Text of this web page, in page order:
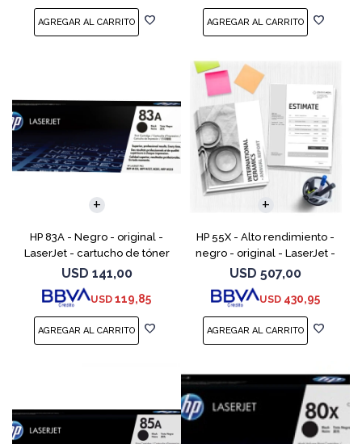
HP 83A - Negro - original -
LaserJet - cartucho de tóner
(CF283A) - para LaserJet Pro
M201, M202, MFP M125, MFP
M127, MFP M225
USD 141,00
USD 119,85
HP 55X - Alto rendimiento -
negro - original - LaserJet -
cartucho de tóner (CE255X) -
para LaserJet Enterprise MFP
M525; LaserJ
USD 507,00
USD 430,95